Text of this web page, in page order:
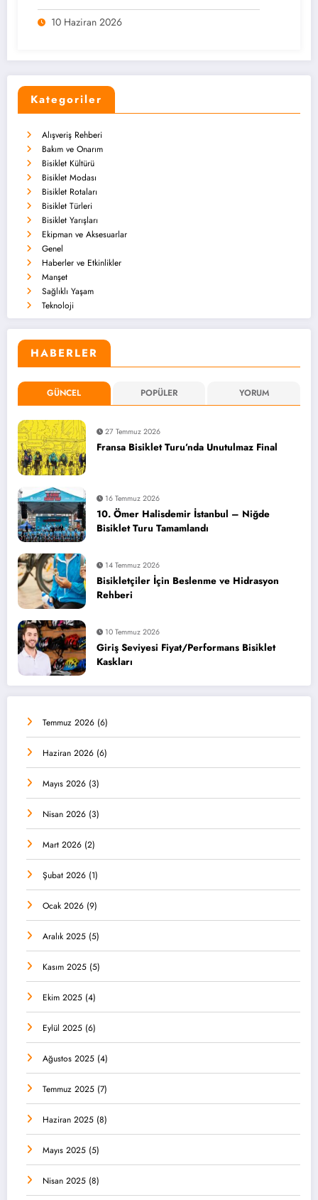
10 Haziran 2026
Kategoriler
Alışveriş Rehberi
Bakım ve Onarım
Bisiklet Kültürü
Bisiklet Modası
Bisiklet Rotaları
Bisiklet Türleri
Bisiklet Yarışları
Ekipman ve Aksesuarlar
Genel
Haberler ve Etkinlikler
Manşet
Sağlıklı Yaşam
Teknoloji
HABERLER
GÜNCEL POPÜLER YORUM
27 Temmuz 2026
Fransa Bisiklet Turu’nda Unutulmaz Final
16 Temmuz 2026
10. Ömer Halisdemir İstanbul – Niğde
Bisiklet Turu Tamamlandı
14 Temmuz 2026
Bisikletçiler İçin Beslenme ve Hidrasyon
Rehberi
10 Temmuz 2026
Giriş Seviyesi Fiyat/Performans Bisiklet
Kaskları
Temmuz 2026 (6)
Haziran 2026 (6)
Mayıs 2026 (3)
Nisan 2026 (3)
Mart 2026 (2)
Şubat 2026 (1)
Ocak 2026 (9)
Aralık 2025 (5)
Kasım 2025 (5)
Ekim 2025 (4)
Eylül 2025 (6)
Ağustos 2025 (4)
Temmuz 2025 (7)
Haziran 2025 (8)
Mayıs 2025 (5)
Nisan 2025 (8)